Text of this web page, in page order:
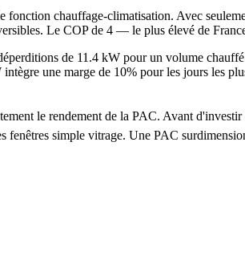
chauffage-climatisation. Avec
Le COP de 4 — le plus élevé de
de 11.4 kW pour un volume
une marge de 10% pour les jours les
le rendement de la PAC. Avant d'investir
simple vitrage. Une PAC